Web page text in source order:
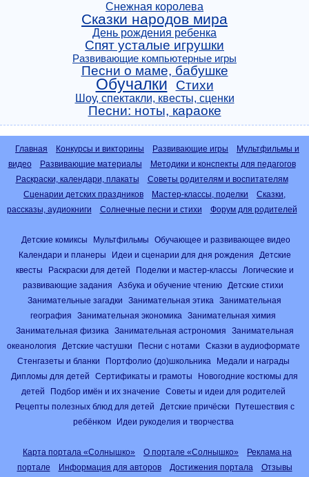
Снежная королева
Сказки народов мира
День рождения ребенка
Спят усталые игрушки
Развивающие компьютерные игры
Песни о маме, бабушке
Обучалки Стихи
Шоу, спектакли, квесты, сценки
Песни: ноты, караоке
Главная Конкурсы и викторины Развивающие игры
Мультфильмы и
видео
Развивающие материалы
Методики и конспекты для педагогов
Раскраски, календари, плакаты
Советы родителям и воспитателям
Сценарии детских праздников
Мастер-классы, поделки
Сказки,
рассказы, аудиокниги
Солнечные песни и стихи Форум для родителей
Детские комиксы Мультфильмы
Обучающее и развивающее видео
Календари и планеры
Идеи и сценарии для дня рождения
Детские
квесты
Раскраски для детей Поделки и мастер-классы
Логические и
развивающие задания
Азбука и обучение чтению
Детские стихи
Занимательные загадки
Занимательная этика
Занимательная
география
Занимательная экономика
Занимательная химия
Занимательная физика
Занимательная астрономия
Занимательная
океанология
Детские частушки Песни с нотами
Сказки в аудиоформате
Стенгазеты и бланки
Портфолио (до)школьника
Медали и награды
Дипломы для детей
Сертификаты и грамоты
Новогодние костюмы для
детей
Подбор имён и их значение
Советы и идеи для родителей
Рецепты полезных блюд для детей
Детские причёски
Путешествия с
ребёнком
Идеи рукоделия и творчества
Карта портала «Солнышко» О портале «Солнышко»
Реклама на
портале
Информация для авторов Достижения портала
Отзывы